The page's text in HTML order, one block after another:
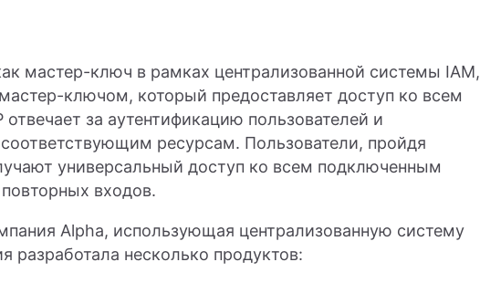
мастер-ключ в рамках централизованной системы IAM,
ключом, который предоставляет доступ ко всем
за аутентификацию пользователей и
ресурсам. Пользователи, пройдя
универсальный доступ ко всем подключенным
входов.
Alpha, использующая централизованную систему
разработала несколько продуктов: